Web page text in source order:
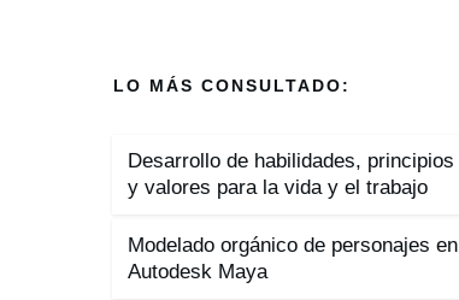
LO MÁS CONSULTADO:
Desarrollo de habilidades, principios
y valores para la vida y el trabajo
Modelado orgánico de personajes en
Autodesk Maya